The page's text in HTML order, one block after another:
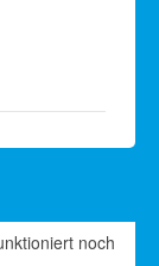
noch